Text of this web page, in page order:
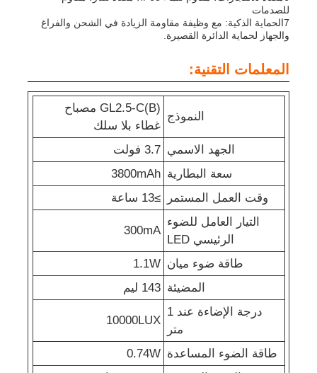
مصابيح LED للتعدين
مصابيح غطاء التعدين القابلة لإعادة الشحن
مصباح غطاء تحت الأرض بدون سلك
مصابيح مناجم الفحم
مصباح رأس عمال المناجم
مصابيح قبعة صلبة للتعدين
مصباح يدوي مضاد للانفجار
ضوء الشريط الصناعي
للصدمات
7الحماية الذكية: مع وظيفة مقاومة الزيادة في الشحن والفراغ
والجهاز لحماية الدائرة القصيرة.
المعلمات التقنية:
النموذج
GL2.5-C(B) مصباح
غطاء بلا سلك
الجهد الاسمي 3.7 فولت
سعة البطارية 3800mAh
وقت العمل المستمر
≥13 ساعة
التيار العامل للضوء
الرئيسي LED
300mA
طاقة ضوء ميان 1.1W
المضيئة 143 ليم
درجة الإضاءة عند 1
متر
10000LUX
طاقة الضوء المساعدة 0.74W